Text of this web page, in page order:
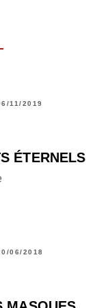
11/2019
ÉTERNELS
06/2018